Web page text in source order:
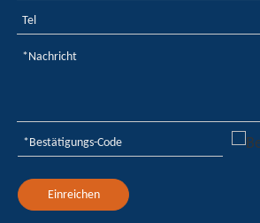
Wie Flammschutzmittel für
Einreichen